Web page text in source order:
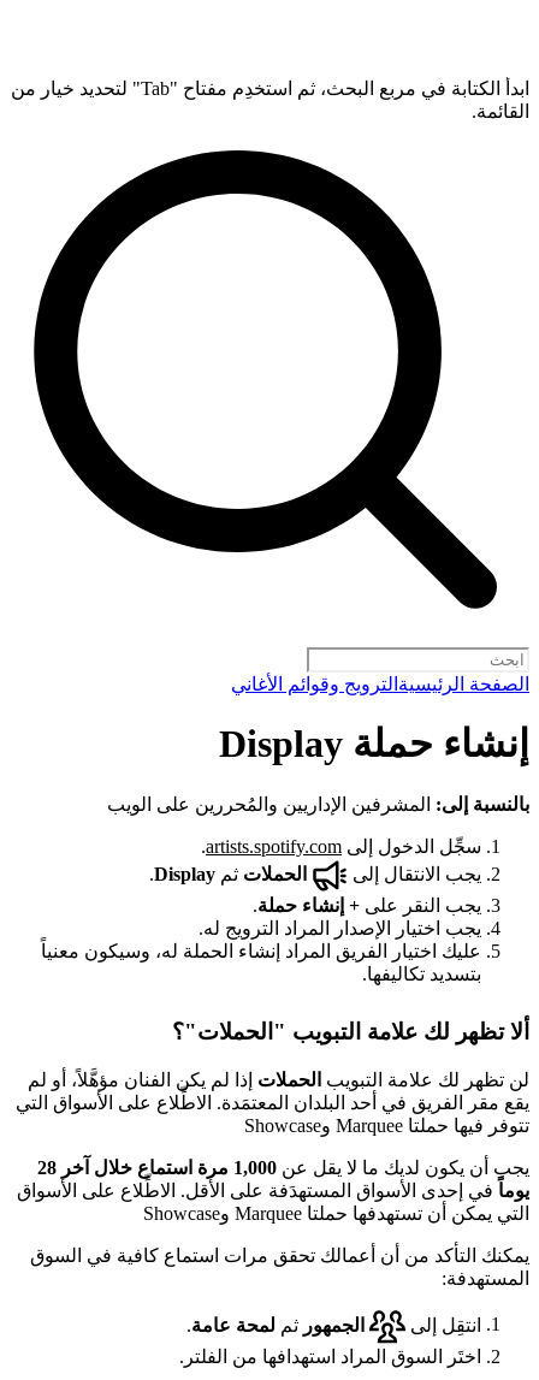
ابدأ الكتابة في مربع البحث، ثم استخدِم مفتاح "Tab" لتحديد خيار من
القائمة.
الصفحة الرئيسية الترويج وقوائم الأغاني
إنشاء حملة Display
بالنسبة إلى: المشرفين الإداريين والمُحررين على الويب
سجِّل الدخول إلى artists.spotify.com
.
يجب الانتقال إلى
الحملات ثم Display
.
يجب النقر على + إنشاء حملة.
يجب اختيار الإصدار المراد الترويج له.
عليك اختيار الفريق المراد إنشاء الحملة له، وسيكون معنياً
بتسديد تكاليفها.
ألا تظهر لك علامة التبويب "الحملات"؟
لن تظهر لك علامة التبويب الحملات إذا لم يكن الفنان مؤهَّلاً، أو لم
يقع مقر الفريق في أحد البلدان المعتمَدة. الاطِّلاع على الأسواق التي
تتوفر فيها حملتا Marquee وShowcase
يجب أن يكون لديك ما لا يقل عن
1,000 مرة استماع خلال آخر 28
يوماً في إحدى الأسواق المستهدَفة على الأقل. الاطِّلاع على الأسواق
التي يمكن أن تستهدفها حملتا Marquee وShowcase
يمكنك التأكد من أن أعمالك تحقق مرات استماع كافية في السوق
المستهدفة:
انتقِل إلى الجمهور ثم لمحة عامة
اختَر السوق المراد استهدافها من الفلتر.